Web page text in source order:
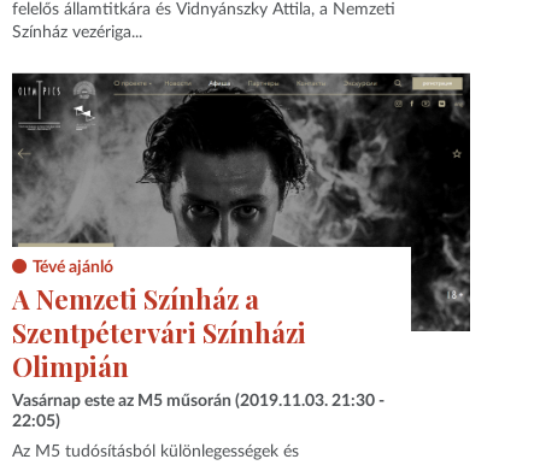
felelős államtitkára és Vidnyánszky Attila, a Nemzeti
Színház vezériga...
Tévé ajánló
A Nemzeti Színház a
Szentpétervári Színházi
Olimpián
Vasárnap este az M5 műsorán (2019.11.03. 21:30 -
22:05)
Az M5 tudósításból különlegességek és